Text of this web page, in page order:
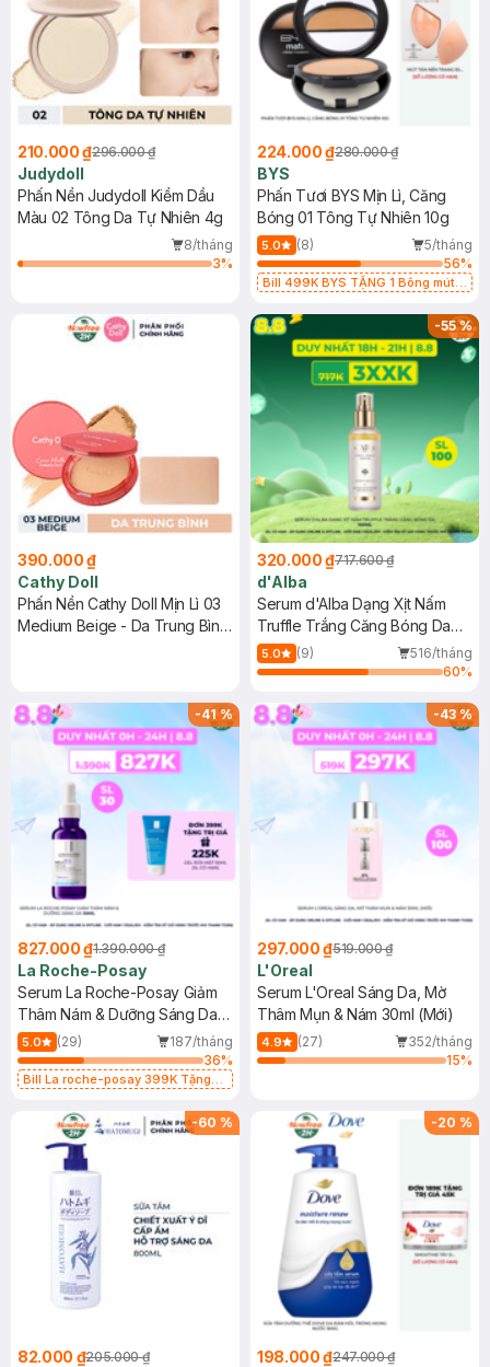
210.000 ₫296.000 ₫
Judydoll
Phấn Nền Judydoll Kiềm Dầu
Màu 02 Tông Da Tự Nhiên 4g
8/tháng
3%
224.000 ₫280.000 ₫
BYS
Phấn Tươi BYS Mịn Lì, Căng
Bóng 01 Tông Tự Nhiên 10g
5.0 (8)
5/tháng
56%
Bill 499K BYS TẶNG 1 Bông mút
HẠN)
390.000 ₫
Cathy Doll
Phấn Nền Cathy Doll Mịn Lì 03
Medium Beige - Da Trung Bình
-55%
320.000 ₫717.600 ₫
d'Alba
Serum d'Alba Dạng Xịt Nấm
Truffle Trắng Căng Bóng Da
100ml
5.0 (9)
516/tháng
60%
-41%
827.000 ₫1.390.000 ₫
La Roche-Posay
Serum La Roche-Posay Giảm
Thâm Nám & Dưỡng Sáng Da
30ml
5.0 (29)
187/tháng
36%
Bill La roche-posay 399K Tặng
(SL có hạn)
-43%
297.000 ₫519.000 ₫
L'Oreal
Serum L'Oreal Sáng Da, Mờ
Thâm Mụn & Nám 30ml (Mới)
4.9 (27)
352/tháng
15%
-60 %
82.000 ₫205.000 ₫
-20 %
198.000 ₫247.000 ₫